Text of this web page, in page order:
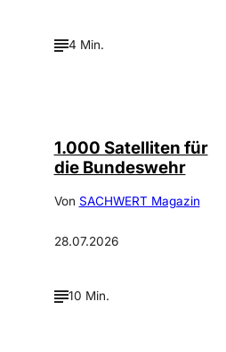
4 Min.
1.000 Satelliten für
die Bundeswehr
Von SACHWERT Magazin
28.07.2026
10 Min.